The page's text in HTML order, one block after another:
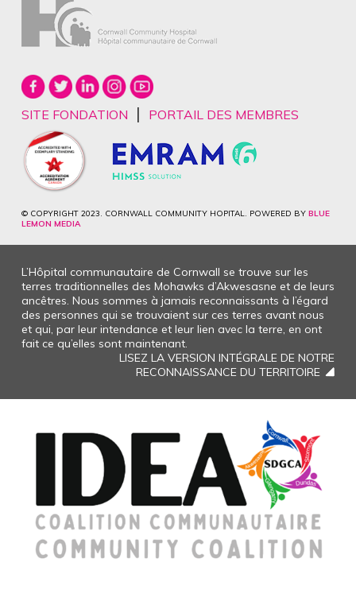
SITE FONDATION | PORTAIL DES MEMBRES
© COPYRIGHT 2023. CORNWALL COMMUNITY HOPITAL. POWERED BY BLUE
LEMON MEDIA
L’Hôpital communautaire de Cornwall se trouve sur les
terres traditionnelles des Mohawks d’Akwesasne et de leurs
ancêtres. Nous sommes à jamais reconnaissants à l’égard
des personnes qui se trouvaient sur ces terres avant nous
et qui, par leur intendance et leur lien avec la terre, en ont
fait ce qu’elles sont maintenant.
LISEZ LA VERSION INTÉGRALE DE NOTRE
RECONNAISSANCE DU TERRITOIRE